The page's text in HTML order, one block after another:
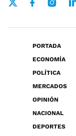
PORTADA
ECONOMÍA
POLÍTICA
MERCADOS
OPINIÓN
NACIONAL
DEPORTES